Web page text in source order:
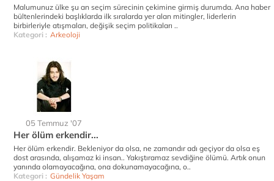
Malumunuz ülke şu an seçim sürecinin çekimine girmiş durumda. Ana haber
bültenlerindeki başlıklarda ilk sıralarda yer alan mitingler, liderlerin
birbirleriyle atışmaları, değişik seçim politikaları ..
Kategori : Arkeoloji
05 Temmuz '07
Her ölüm erkendir...
Her ölüm erkendir. Bekleniyor da olsa, ne zamandır adı geçiyor da olsa eş
dost arasında, alışamaz ki insan.. Yakıştıramaz sevdiğine ölümü. Artık onun
yanında olamayacağına, ona dokunamayacağına, o..
Kategori : Gündelik Yaşam